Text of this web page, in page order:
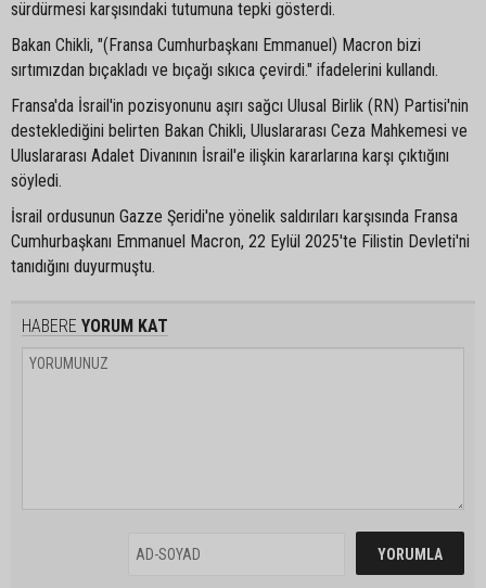
sürdürmesi karşısındaki tutumuna tepki gösterdi.
Bakan Chikli, "(Fransa Cumhurbaşkanı Emmanuel) Macron bizi
sırtımızdan bıçakladı ve bıçağı sıkıca çevirdi." ifadelerini kullandı.
Fransa'da İsrail'in pozisyonunu aşırı sağcı Ulusal Birlik (RN) Partisi'nin
desteklediğini belirten Bakan Chikli, Uluslararası Ceza Mahkemesi ve
Uluslararası Adalet Divanının İsrail'e ilişkin kararlarına karşı çıktığını
söyledi.
İsrail ordusunun Gazze Şeridi'ne yönelik saldırıları karşısında Fransa
Cumhurbaşkanı Emmanuel Macron, 22 Eylül 2025'te Filistin Devleti'ni
tanıdığını duyurmuştu.
HABERE YORUM KAT